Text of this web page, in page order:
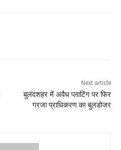
Next article
बुलंदशहर में अवैध प्लाटिंग पर फिर
गरजा प्राधिकरण का बुलडोजर